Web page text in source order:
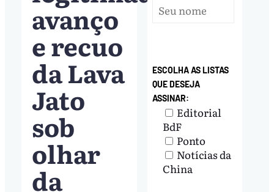
avanço
e recuo
da Lava
Jato
sob
olhar
da
ESCOLHA AS LISTAS
QUE DESEJA
ASSINAR:
Editorial
BdF
Ponto
Notícias da
China